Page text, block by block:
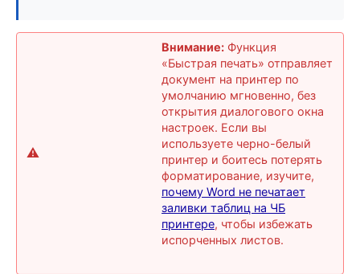
Внимание: Функция
«Быстрая печать» отправляет
документ на принтер по
умолчанию мгновенно, без
открытия диалогового окна
настроек. Если вы
используете черно-белый
принтер и боитесь потерять
форматирование, изучите,
почему Word не печатает
заливки таблиц на ЧБ
принтере, чтобы избежать
испорченных листов.